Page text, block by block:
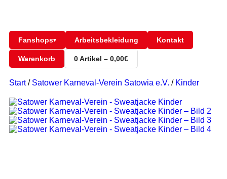
Fanshops▾ Arbeitsbekleidung Kontakt
Warenkorb 0 Artikel – 0,00€
Start / Satower Karneval-Verein Satowia e.V. / Kinder